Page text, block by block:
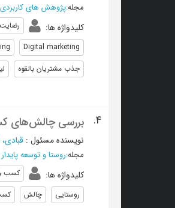
مجله:پژوهش های کاربردی
کلیدواژه ها:
Digital marketing
جذب مشتریان بالقوه
4. بررسی چالش‌های
نویسنده مسئول :
مجله:روستا و توسعه
کلیدواژه ها: کسب
روستایی
چالش